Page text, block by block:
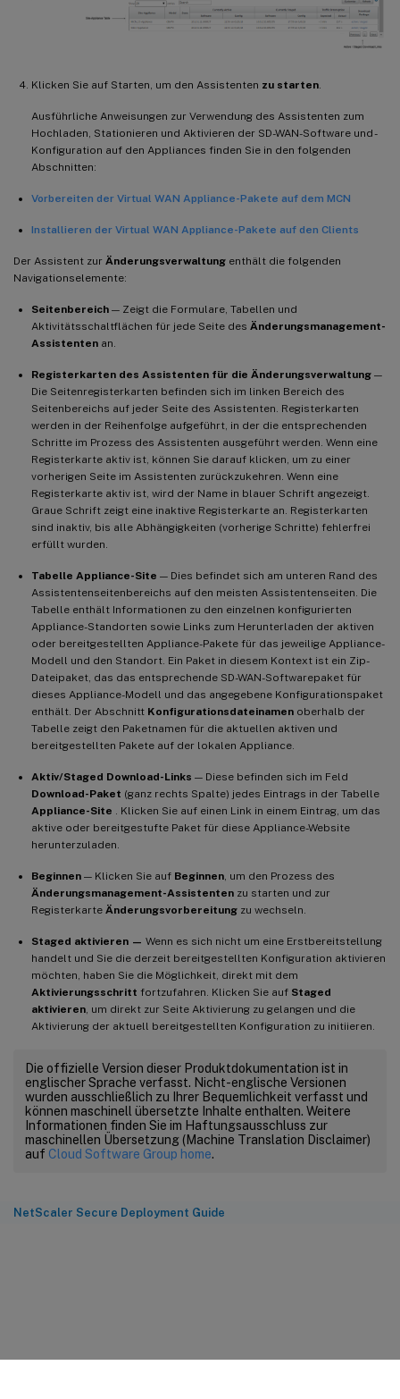
Klicken Sie auf Starten, um den Assistenten zu starten.
Ausführliche Anweisungen zur Verwendung des Assistenten zum
Hochladen, Stationieren und Aktivieren der SD-WAN-Software und -
Konfiguration auf den Appliances finden Sie in den folgenden
Abschnitten:
Vorbereiten der Virtual WAN Appliance-Pakete auf dem MCN
Installieren der Virtual WAN Appliance-Pakete auf den Clients
Der Assistent zur Änderungsverwaltung enthält die folgenden
Navigationselemente:
Seitenbereich — Zeigt die Formulare, Tabellen und
Aktivitätsschaltflächen für jede Seite des Änderungsmanagement-
Assistenten an.
Registerkarten des Assistenten für die Änderungsverwaltung —
Die Seitenregisterkarten befinden sich im linken Bereich des
Seitenbereichs auf jeder Seite des Assistenten. Registerkarten
werden in der Reihenfolge aufgeführt, in der die entsprechenden
Schritte im Prozess des Assistenten ausgeführt werden. Wenn eine
Registerkarte aktiv ist, können Sie darauf klicken, um zu einer
vorherigen Seite im Assistenten zurückzukehren. Wenn eine
Registerkarte aktiv ist, wird der Name in blauer Schrift angezeigt.
Graue Schrift zeigt eine inaktive Registerkarte an. Registerkarten
sind inaktiv, bis alle Abhängigkeiten (vorherige Schritte) fehlerfrei
erfüllt wurden.
Tabelle Appliance-Site — Dies befindet sich am unteren Rand des
Assistentenseitenbereichs auf den meisten Assistentenseiten. Die
Tabelle enthält Informationen zu den einzelnen konfigurierten
Appliance-Standorten sowie Links zum Herunterladen der aktiven
oder bereitgestellten Appliance-Pakete für das jeweilige Appliance-
Modell und den Standort. Ein Paket in diesem Kontext ist ein Zip-
Dateipaket, das das entsprechende SD-WAN-Softwarepaket für
dieses Appliance-Modell und das angegebene Konfigurationspaket
enthält. Der Abschnitt Konfigurationsdateinamen oberhalb der
Tabelle zeigt den Paketnamen für die aktuellen aktiven und
bereitgestellten Pakete auf der lokalen Appliance.
Aktiv/Staged Download-Links — Diese befinden sich im Feld
Download-Paket (ganz rechts Spalte) jedes Eintrags in der Tabelle
Appliance-Site . Klicken Sie auf einen Link in einem Eintrag, um das
aktive oder bereitgestufte Paket für diese Appliance-Website
herunterzuladen.
Beginnen — Klicken Sie auf Beginnen, um den Prozess des
Änderungsmanagement-Assistenten zu starten und zur
Registerkarte Änderungsvorbereitung zu wechseln.
Staged aktivieren — Wenn es sich nicht um eine Erstbereitstellung
handelt und Sie die derzeit bereitgestellten Konfiguration aktivieren
möchten, haben Sie die Möglichkeit, direkt mit dem
Aktivierungsschritt fortzufahren. Klicken Sie auf Staged
aktivieren, um direkt zur Seite Aktivierung zu gelangen und die
Aktivierung der aktuell bereitgestellten Konfiguration zu initiieren.
Die offizielle Version dieser Produktdokumentation ist in
englischer Sprache verfasst. Nicht-englische Versionen
wurden ausschließlich zu Ihrer Bequemlichkeit verfasst und
können maschinell übersetzte Inhalte enthalten. Weitere
Informationen finden Sie im Haftungsausschluss zur
maschinellen Übersetzung (Machine Translation Disclaimer)
auf Cloud Software Group home.
NetScaler Secure Deployment Guide